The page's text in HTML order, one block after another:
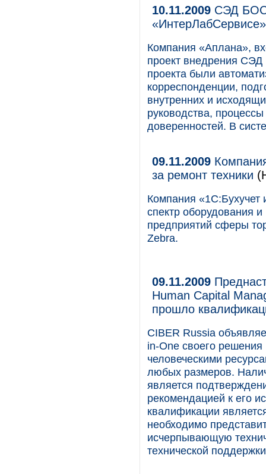
10.11.2009 СЭД
«ИнтерЛабСервисе»
Компания «Аплана»,
проект внедрения
проекта были
корреспонденции,
внутренних и
руководства,
доверенностей. В
09.11.2009
за ремонт техники
Компания
спектр оборудования
предприятий сферы
Zebra.
09.11.2009
Human Capital
прошло
CIBER Russia
in-One своего
человеческими
любых размеров.
является
рекомендацией к его
квалификации
необходимо
исчерпывающую
технической